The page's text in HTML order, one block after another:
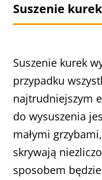
Suszenie kurek
Suszenie kurek
przypadku
najtrudniejszym
do wysuszenia
małymi
skrywają
sposobem